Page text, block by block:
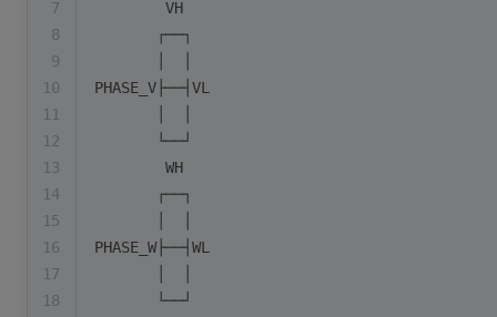
7
        VH
8
       ┌──┐
9
10
PHASE_V├──┤VL
11
12
       └──┘
13
        WH
14
       ┌──┐
15
16
PHASE_W├──┤WL
17
18
       └──┘